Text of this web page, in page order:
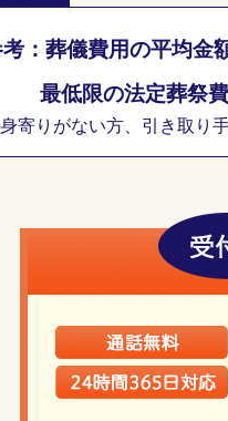
：葬儀費用の平均金
最低限の法定葬祭
寄りがない方、引き取り